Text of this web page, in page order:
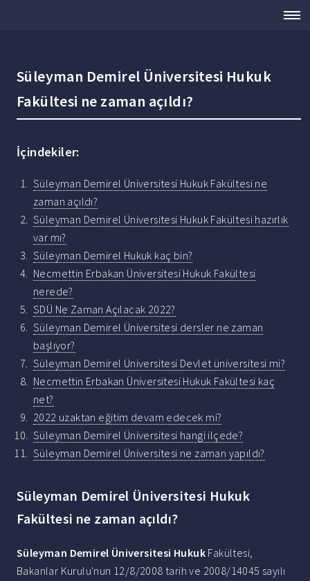
Süleyman Demirel Üniversitesi Hukuk
Fakültesi ne zaman açıldı?
İçindekiler:
Süleyman Demirel Üniversitesi Hukuk Fakültesi ne
zaman açıldı?
Süleyman Demirel Üniversitesi Hukuk Fakültesi hazırlık
var mı?
Süleyman Demirel Hukuk kaç bin?
Necmettin Erbakan Üniversitesi Hukuk Fakültesi
nerede?
SDÜ Ne Zaman Açılacak 2022?
Süleyman Demirel Üniversitesi dersler ne zaman
başlıyor?
Süleyman Demirel Üniversitesi Devlet üniversitesi mi?
Necmettin Erbakan Üniversitesi Hukuk Fakültesi kaç
net?
2022 uzaktan eğitim devam edecek mi?
Süleyman Demirel Üniversitesi hangi ilçede?
Süleyman Demirel Üniversitesi ne zaman yapıldı?
Süleyman Demirel Üniversitesi Hukuk
Fakültesi ne zaman açıldı?
Süleyman Demirel Üniversitesi Hukuk Fakültesi,
Bakanlar Kurulu'nun 12/8/2008 tarih ve 2008/14045 sayılı